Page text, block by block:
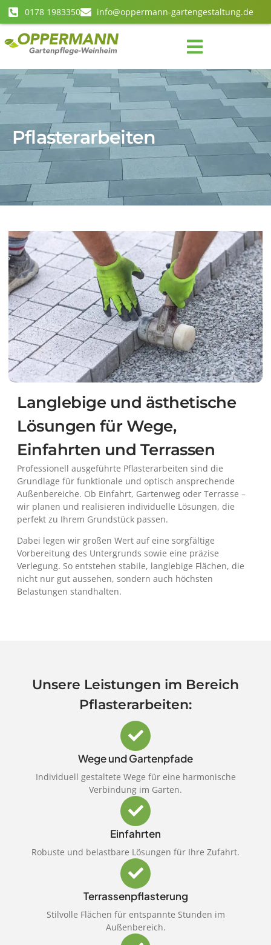
0178 1983350 info@oppermann-gartengestaltung.de
Pflasterarbeiten
Langlebige und ästhetische
Lösungen für Wege,
Einfahrten und Terrassen
Professionell ausgeführte Pflasterarbeiten sind die
Grundlage für funktionale und optisch ansprechende
Außenbereiche. Ob Einfahrt, Gartenweg oder Terrasse –
wir planen und realisieren individuelle Lösungen, die
perfekt zu Ihrem Grundstück passen.
Dabei legen wir großen Wert auf eine sorgfältige
Vorbereitung des Untergrunds sowie eine präzise
Verlegung. So entstehen stabile, langlebige Flächen, die
nicht nur gut aussehen, sondern auch höchsten
Belastungen standhalten.
Unsere Leistungen im Bereich
Pflasterarbeiten:
Wege und Gartenpfade
Individuell gestaltete Wege für eine harmonische
Verbindung im Garten.
Einfahrten
Robuste und belastbare Lösungen für Ihre Zufahrt.
Terrassenpflasterung
Stilvolle Flächen für entspannte Stunden im
Außenbereich.